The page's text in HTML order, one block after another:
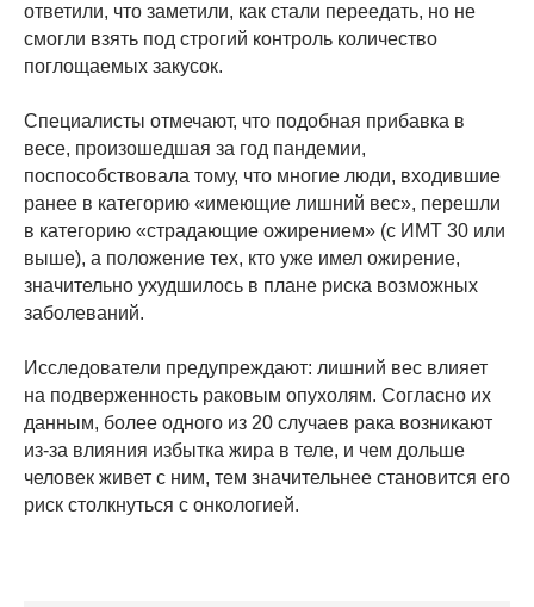
ответили, что заметили, как стали переедать, но не
смогли взять под строгий контроль количество
поглощаемых закусок.
Специалисты отмечают, что подобная прибавка в
весе, произошедшая за год пандемии,
поспособствовала тому, что многие люди, входившие
ранее в категорию «имеющие лишний вес», перешли
в категорию «страдающие ожирением» (с ИМТ 30 или
выше), а положение тех, кто уже имел ожирение,
значительно ухудшилось в плане риска возможных
заболеваний.
Исследователи предупреждают: лишний вес влияет
на подверженность раковым опухолям. Согласно их
данным, более одного из 20 случаев рака возникают
из-за влияния избытка жира в теле, и чем дольше
человек живет с ним, тем значительнее становится его
риск столкнуться с онкологией.